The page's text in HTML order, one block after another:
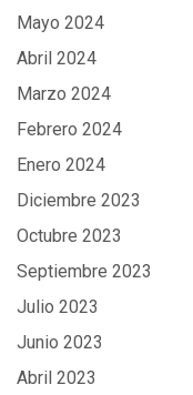
Mayo 2024
Abril 2024
Marzo 2024
Febrero 2024
Enero 2024
Diciembre 2023
Octubre 2023
Septiembre 2023
Julio 2023
Junio 2023
Abril 2023